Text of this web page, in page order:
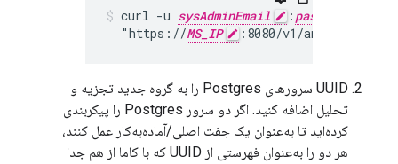
curl -u sysAdminEmail : passWord
  "https://
MS_IP :8080/v1/analytics/
UUID سرورهای Postgres را به گروه جدید تجزیه و
تحلیل اضافه کنید. اگر دو سرور Postgres را پیکربندی
کرده‌اید تا به‌عنوان یک جفت اصلی/آماده‌به‌کار عمل کنند،
هر دو را به‌عنوان فهرستی از UUID که با کاما از هم جدا